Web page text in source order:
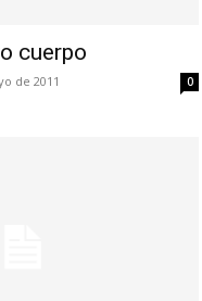
cuerpo
de 2011 0